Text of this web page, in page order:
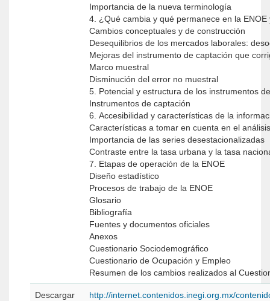
Importancia de la nueva terminología
4. ¿Qué cambia y qué permanece en la
Cambios conceptuales y de construcción
Desequilibrios de los mercados laborales:
Mejoras del instrumento de captación que
Marco muestral
Disminución del error no muestral
5. Potencial y estructura de los instrumentos
Instrumentos de captación
6. Accesibilidad y características de la
Características a tomar en cuenta en el
Importancia de las series desestacionalizadas
Contraste entre la tasa urbana y la tasa
7. Etapas de operación de la ENOE
Diseño estadístico
Procesos de trabajo de la ENOE
Glosario
Bibliografía
Fuentes y documentos oficiales
Anexos
Cuestionario Sociodemográfico
Cuestionario de Ocupación y Empleo
Resumen de los cambios realizados al
Descargar http://internet.contenidos.inegi.org.mx/